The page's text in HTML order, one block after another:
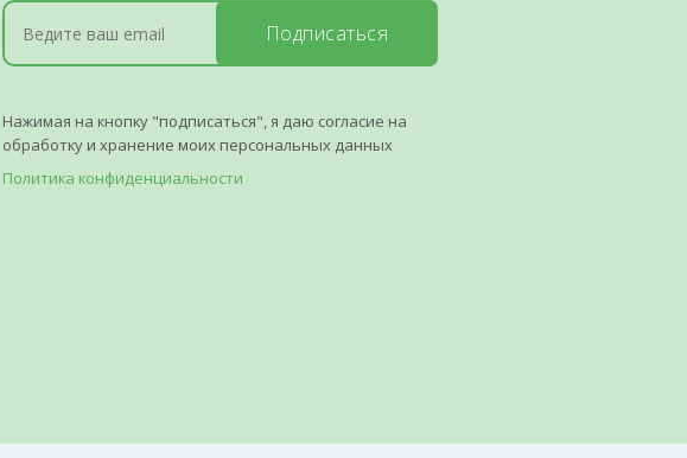
Подписаться
Нажимая на кнопку "подписаться", я даю согласие на
обработку и хранение моих персональных данных
Политика конфиденциальности